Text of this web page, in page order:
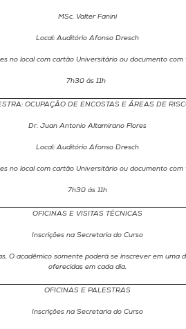
MSc. Valter Fanini
Local: Auditório Afonso Dresch
no local com cartão Universitário ou documento com
7h30 ás 11h
OCUPAÇÃO DE ENCOSTAS E ÁREAS DE
Dr. Juan Antonio Altamirano Flores
Local: Auditório Afonso Dresch
no local com cartão Universitário ou documento com
7h30 ás 11h
OFICINAS E VISITAS TÉCNICAS
Inscrições na Secretaria do Curso
O acadêmico somente poderá se inscrever em uma
oferecidas em cada dia.
OFICINAS E PALESTRAS
Inscrições na Secretaria do Curso